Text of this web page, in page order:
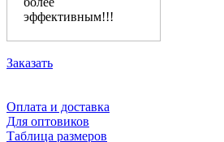
эффективным!!!
Заказать
Оплата и доставка
Для оптовиков
Таблица размеров